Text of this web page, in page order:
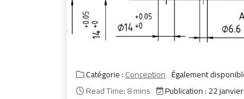
Catégorie :Conception Également
Read Time: 8 mins
Publication : 22